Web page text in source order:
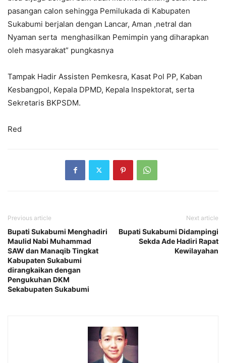
pasangan calon sehingga Pemilukada di Kabupaten
Sukabumi berjalan dengan Lancar, Aman ,netral dan
Nyaman serta menghasilkan Pemimpin yang diharapkan
oleh masyarakat” pungkasnya
Tampak Hadir Assisten Pemkesra, Kasat Pol PP, Kaban
Kesbangpol, Kepala DPMD, Kepala Inspektorat, serta
Sekretaris BKPSDM.
Red
Previous article
Bupati Sukabumi Menghadiri
Maulid Nabi Muhammad
SAW dan Manaqib Tingkat
Kabupaten Sukabumi
dirangkaikan dengan
Pengukuhan DKM
Sekabupaten Sukabumi
Next article
Bupati Sukabumi Didampingi
Sekda Ade Hadiri Rapat
Kewilayahan